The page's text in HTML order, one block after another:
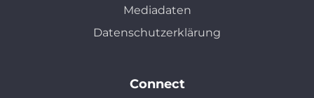
Mediadaten
Datenschutzerklärung
Connect